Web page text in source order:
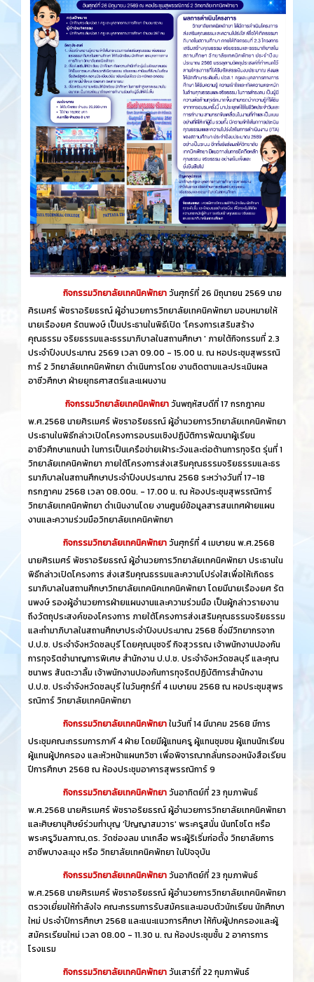
กิจกรรมวิทยาลัยเทคนิคพัทยาวันศุกร์​ที่ 26 ​มิถุนายน​ 2569 นาย
ศิรเมศร์ พัชราอริยธรณ์ ผู้อำนวยการวิทยาลัยเทคนิคพัทยา มอบหมายให้
นายเรืองยศ รัตนพงษ์ เป็นประธานในพิธีเปิด 'โครงการเสริมสร้าง
คุณธรรม จริยธรรมและธรรมาภิบาลในสถานศึกษา ' ภายใต้กิจกรรมที่ 2.3
ประจำปีงบประมาณ 2569 เวลา 09.00 - 15.00 น. ณ หอประชุมสุพรรณิ
การ์ 2 วิทยาลัยเทคนิคพัทยา ดำเนินการโดย งานติดตามและประเมินผล
อาชีวศึกษา ฝ่ายยุทธศาสตร์และแผนงาน
กิจกรรมวิทยาลัยเทคนิคพัทยาวันพฤหัสบดีที่ 17 กรกฎาคม
พ.ศ.2568 นายศิรเมศร์ พัชราอริยธรณ์ ผู้อำนวยการวิทยาลัยเทคนิคพัทยา
ประธานในพิธีกล่าวเปิดโครงการอบรมเชิงปฏิบัติการพัฒนาผู้เรียน
อาชีวศึกษาแกนนำ ในการเป็นเครือข่ายเฝ้าระวังและต่อต้านการทุจริต รุ่นที่ 1
วิทยาลัยเทคนิคพัทยา ภายใต้โครงการส่งเสริมคุณธรรมจริยธรรมและธร
รมาภิบาลในสถานศึกษาประจำปีงบประมาณ 2568 ระหว่างวันที่ 17-18
กรกฎาคม 2568 เวลา 08.00น. - 17.00 น. ณ ห้องประชุมสุพรรณิการ์
วิทยาลัยเทคนิคพัทยา ดำเนินงานโดย งานศูนย์ข้อมูลสารสนเทศฝ่ายแผน
งานและความร่วมมือวิทยาลัยเทคนิคพัทยา
กิจกรรมวิทยาลัยเทคนิคพัทยาวันศุกร์ที่ 4 เมษายน พ.ศ.2568
นายศิรเมศร์ พัชราอริยธรณ์ ผู้อำนวยการวิทยาลัยเทคนิคพัทยา ประธานใน
พิธีกล่าวเปิดโครงการ ส่งเสริมคุณธรรมและความโปร่งใสเพื่อให้เกิดธร
รมาภิบาลในสถานศึกษาวิทยาลัยเทคนิคเทคนิคพัทยา โดยมีนายเรืองยศ รัต
นพงษ์ รองผู้อำนวยการฝ่ายแผนงานและความร่วมมือ เป็นผู้กล่าวรายงาน
ถึงวัตถุประสงค์ของโครงการ ภายใต้โครงการส่งเสริมคุณธรรมจริยธรรม
และทำมาภิบาลในสถานศึกษาประจำปีงบประมาณ 2568 ซึ่งมีวิทยากรจาก
ป.ป.ช. ประจำจังหวัดชลบุรี โดยคุณนุชจรี กิจสุวรรณ เจ้าพนักงานปองกัน
การทุจริตชำนาญการพิเศษ สำนักงาน ป.ป.ช. ประจำจังหวัดชลบุรี และคุณ
ชนาพร สันตะวาลิ้ม เจ้าพนักงานปองกันการทุจริตปฏิบัติการสำนักงาน
ป.ป.ช. ประจำจังหวัดชลบุรี ในวันศุกร์ที่ 4 เมษายน 2568 ณ หอประชุมสุพร
รณิการ์ วิทยาลัยเทคนิคพัทยา
กิจกรรมวิทยาลัยเทคนิคพัทยาในวันที่ 14 มีนาคม 2568 มีการ
ประชุมคณะกรรมการภาคี 4 ฝ่าย โดยมีผู้แทนครู ผู้แทนชุมชน ผู้แทนนักเรียน
ผู้แทนผู้ปกครอง และหัวหน้าแผนกวิชา เพื่อพิจารณากลั่นกรองหนังสือเรียน
ปีการศึกษา 2568 ณ ห้องประชุมอาคารสุพรรณิการ์ 9
กิจกรรมวิทยาลัยเทคนิคพัทยาวันอาทิตย์ที่ 23 กุมภาพันธ์
พ.ศ.2568 นายศิรเมศร์ พัชราอริยธรณ์ ผู้อำนวยการวิทยาลัยเทคนิคพัทยา
และศิษยานุศิษย์ร่วมทำบุญ 'ปัญญาสมวาร' พระครูสนั่น นันทโชโต หรือ
พระครูวิมลภาณ,ดร. วัดช่องลม นาเกลือ พระผู้ริเริ่มก่อตั้ง วิทยาลัยการ
อาชีพบางละมุง หรือ วิทยาลัยเทคนิคพัทยา ในปัจจุบัน
กิจกรรมวิทยาลัยเทคนิคพัทยาวันอาทิตย์ที่ 23 กุมภาพันธ์
พ.ศ.2568 นายศิรเมศร์ พัชราอริยธรณ์ ผู้อำนวยการวิทยาลัยเทคนิคพัทยา
ตรวจเยี่ยมให้กำลังใจ คณะกรรมการรับสมัครและมอบตัวนักเรียน นักศึกษา
ใหม่ ประจำปีการศึกษา 2568 และแนะแนวการศึกษา ให้กับผู้ปกครองและผู้
สมัครเรียนใหม่ เวลา 08.00 - 11.30 น. ณ ห้องประชุมชั้น 2 อาคารการ
โรงแรม
กิจกรรมวิทยาลัยเทคนิคพัทยาวันเสาร์ที่ 22 กุมภาพันธ์